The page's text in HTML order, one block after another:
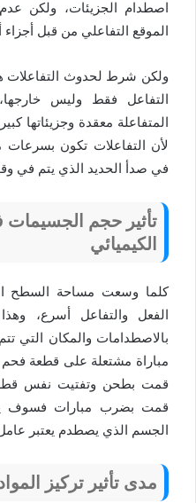
اصطدام الجزيئات، ولكن
الموقع التفاعلي من قبل
ولكن شرط لحدوث
التفاعل فقط وليس
المتفاعلة معقدة وجزيئاتها
لأن التفاعلات تكون بسرعات
في صدأ الحديد الذي يتم في
تأثير حجم
الكيميائي
كلما وسعت مساحة السطح
الفعل والتفاعل أسرع،
بالاصطدامات والمكان التي
مباراة مشتعلة على قطعة
قمت بطحن وتفتيت نفس
قمت بضرب مبارات فسوف
الجسم الذي يصطدم يعتبر
مدى تأثير تركيز